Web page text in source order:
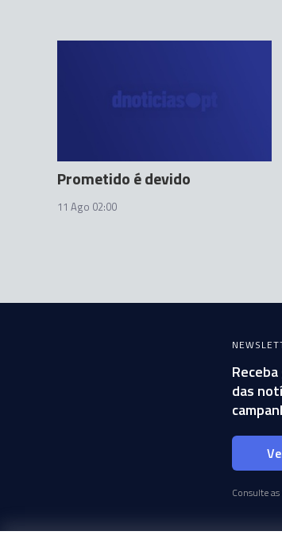
Prometido é devido
11 Ago 02:00
das
Consulte